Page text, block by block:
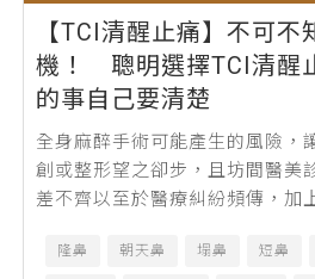
【TCI清醒止痛】不可不
機！ 聰明選擇TCI清醒
的事自己要清楚
全身麻醉手術可能產生的風險，
創或整形望之卻步，且坊間醫美
差不齊以至於醫療糾紛頻傳，加
隆鼻 朝天鼻 塌鼻 短鼻